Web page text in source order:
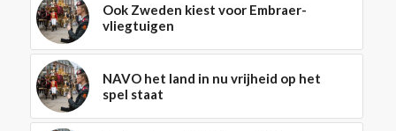
Ook Zweden kiest voor Embraer-
vliegtuigen
NAVO het land in nu vrijheid op het
spel staat